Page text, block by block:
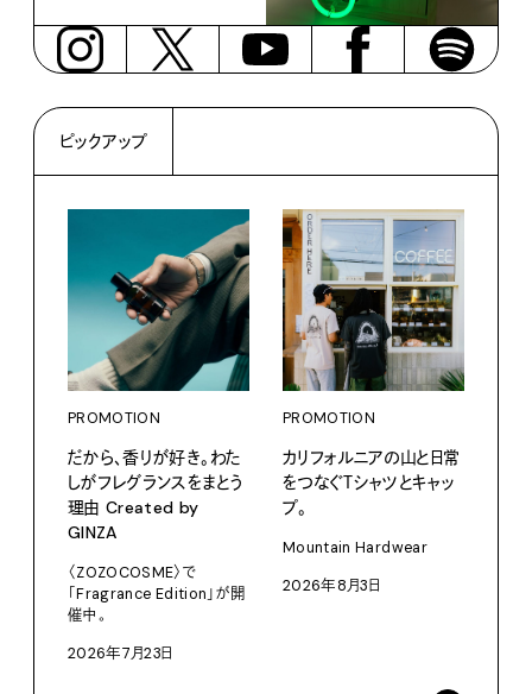
ピックアップ
PROMOTION
だから、香りが好き。わた
しがフレグランスをまとう
理由 Created by
GINZA
〈ZOZOCOSME〉で
「Fragrance Edition」が開
催中。
2026年7月23日
PROMOTION
カリフォルニアの山と日常
をつなぐＴシャツとキャッ
プ。
Mountain Hardwear
2026年8月3日